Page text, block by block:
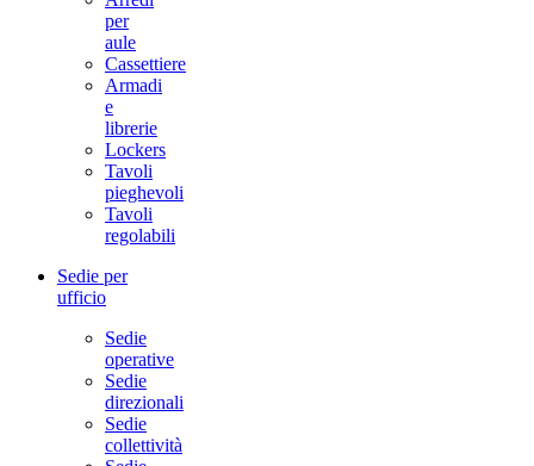
per
aule
Cassettiere
Armadi
e
librerie
Lockers
Tavoli
pieghevoli
Tavoli
regolabili
Sedie per
ufficio
Sedie
operative
Sedie
direzionali
Sedie
collettività